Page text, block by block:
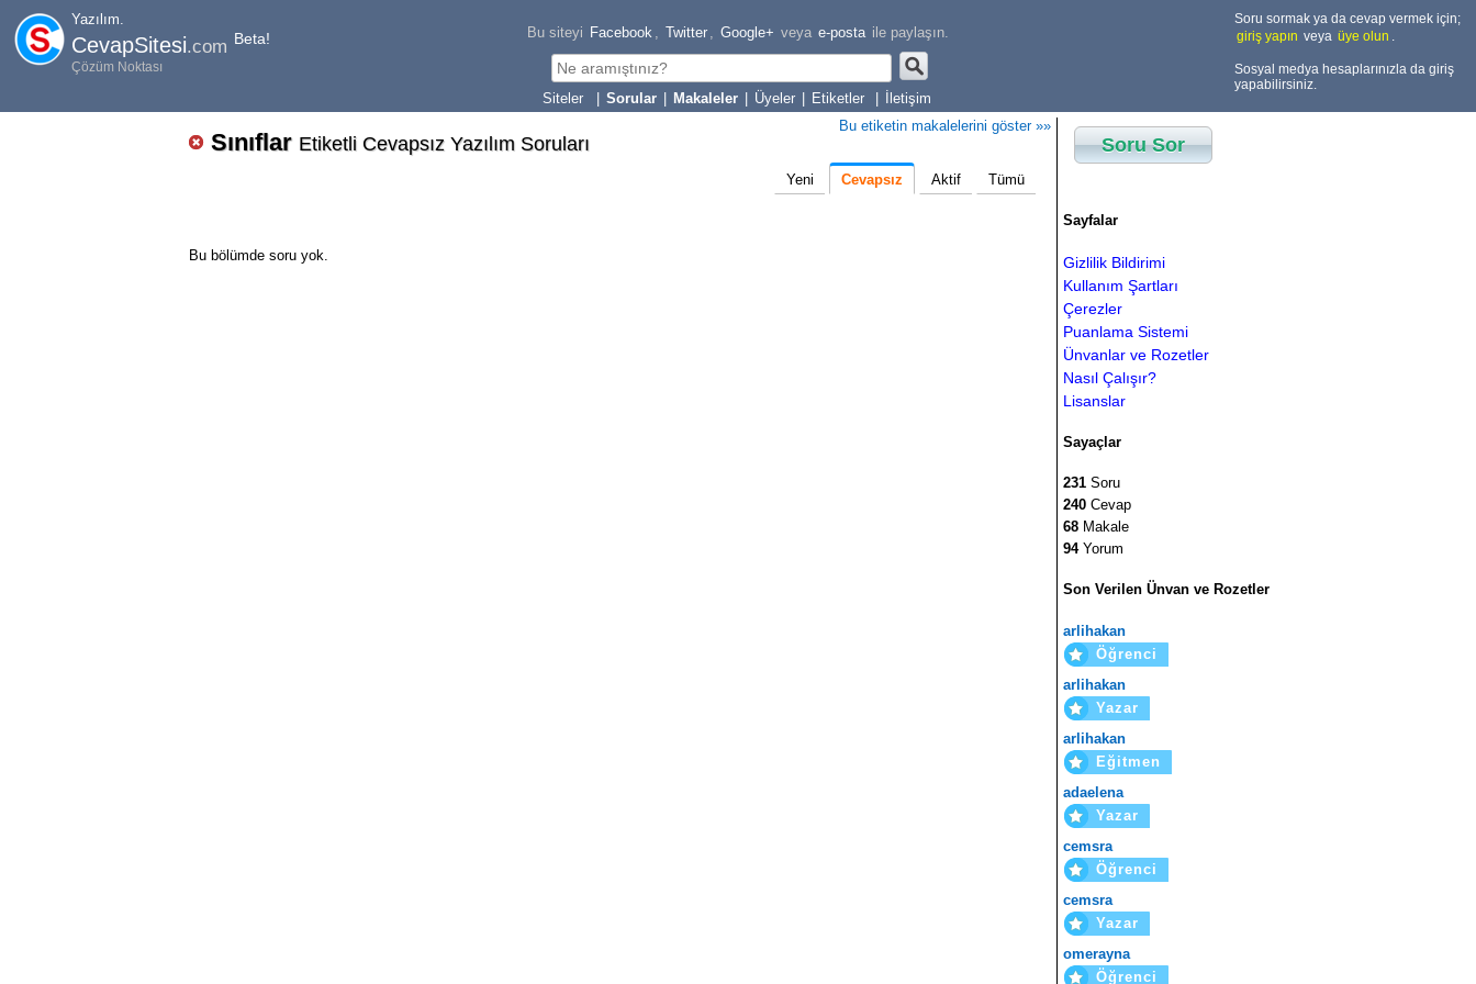
Yazılım.
CevapSitesi.com Beta!
Çözüm Noktası
Bu siteyi Facebook , Twitter , Google+ veya e-posta ile paylaşın.
Sorular Makaleler Üyeler Etiketler İletişim
Soru sormak ya da cevap vermek için;
giriş yapın veya üye olun .
Sosyal medya hesaplarınızla da giriş
yapabilirsiniz.
Sınıflar Etiketli Cevapsız Yazılım Soruları
Bu etiketin makalelerini göster »»
Yeni Cevapsız Aktif Tümü
Bu bölümde soru yok.
Soru Sor
Sayfalar
Gizlilik Bildirimi
Kullanım Şartları
Çerezler
Puanlama Sistemi
Ünvanlar ve Rozetler
Nasıl Çalışır?
Lisanslar
Sayaçlar
231 Soru
240 Cevap
68 Makale
94Yorum
Son Verilen Ünvan ve Rozetler
arlihakan
Öğrenci
arlihakan
Yazar
arlihakan
Eğitmen
adaelena
Yazar
cemsra
Öğrenci
cemsra
Yazar
omerayna
Öğrenci